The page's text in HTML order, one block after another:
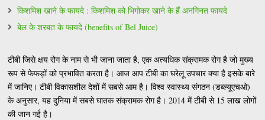
किशमिश खाने के फायदे : किशमिश को भिगोकर खाने के हैं अनगिनत फायदे
बेल के शरबत के फायदे (benefits of Bel Juice)
टीबी जिसे क्षय रोग के नाम से भी जाना जाता है, एक अत्यधिक संक्रामक रोग है जो मुख्य
रूप से फेफड़ों को प्रभावित करता है। आज आप टीबी का घरेलू उपचार क्या है इसके बारे
में जानिए। टीबी विकासशील देशों में सबसे आम है। विश्व स्वास्थ्य संगठन (डब्ल्यूएचओ)
के अनुसार, यह दुनिया में सबसे घातक संक्रामक रोग है। 2014 में टीबी से 15 लाख लोगों
की जान गई है।